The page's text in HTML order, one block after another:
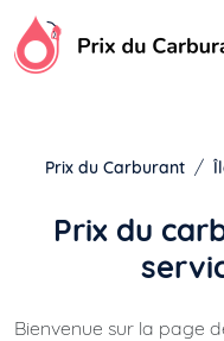
Aller
au
contenu
Prix du Carburant
Prix du
Bienvenue sur la page